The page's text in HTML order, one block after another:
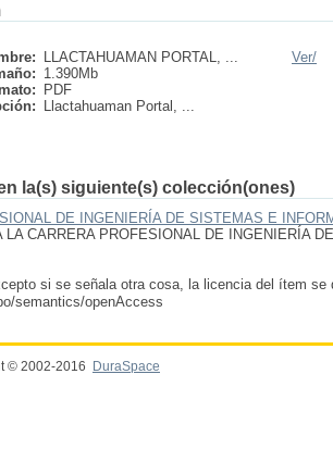
LLACTAHUAMAN PORTAL, ...
1.390Mb
PDF
Llactahuaman Portal, ...
Ver/
la(s) siguiente(s) colección(ones)
DE INGENIERÍA DE SISTEMAS E
LA CARRERA PROFESIONAL DE INGENIERÍA
si se señala otra cosa, la licencia del ítem se
semantics/openAccess
© 2002-2016
DuraSpace